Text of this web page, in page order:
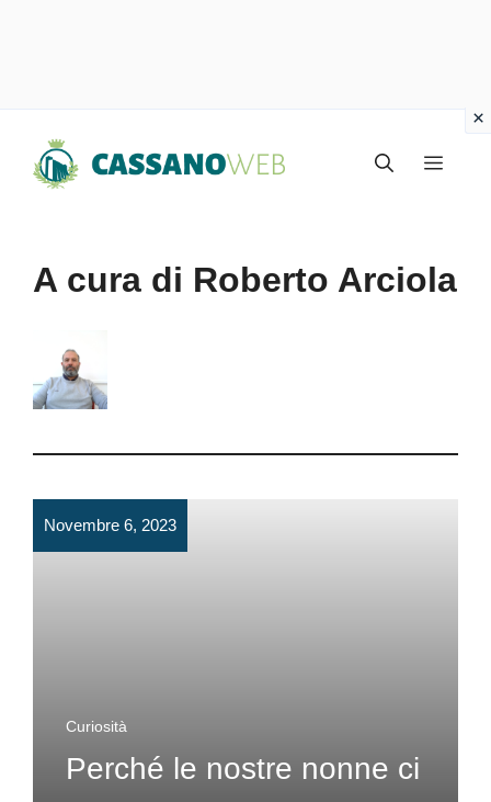
Menu
A cura di Roberto Arciola
Novembre 6, 2023
Curiosità
Perché le nostre nonne ci